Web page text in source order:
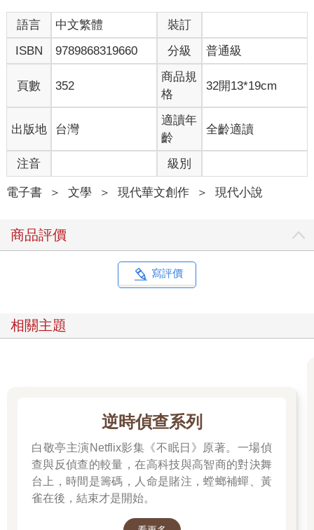
語言 中文繁體
裝訂
ISBN
9789868319660 分級 普通級
頁數 352
商品規
格
32開13*19cm
出版地 台灣
適讀年
齡
全齡適讀
注音 級別
電子書 ＞ 文學 ＞ 現代華文創作 ＞ 現代小說
商品評價
寫評價
相關主題
逆時偵查系列
白敬亭主演Netflix影集《不眠日》原著。一場偵
查與反偵查的較量，在高科技與高智商的對決舞
台上，時間是籌碼，人命是賭注，螳螂補蟬、黃
雀在後，結束才是開始。